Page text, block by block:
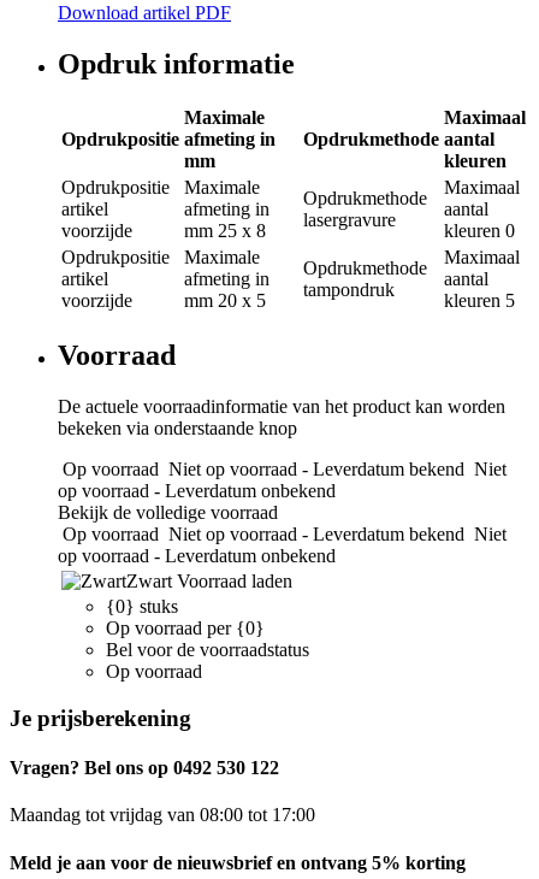
Download artikel PDF
Opdruk informatie
Opdrukpositie
Maximale
afmeting in
mm
Opdrukmethode
Maximaal
aantal
kleuren
Opdrukpositie
artikel
voorzijde
Maximale
afmeting in
mm 25 x 8
Opdrukmethode
lasergravure
Maximaal
aantal
kleuren 0
Opdrukpositie
artikel
voorzijde
Maximale
afmeting in
mm 20 x 5
Opdrukmethode
tampondruk
Maximaal
aantal
kleuren 5
Voorraad
De actuele voorraadinformatie van het product kan worden
bekeken via onderstaande knop
Op voorraad Niet op voorraad - Leverdatum bekend Niet
op voorraad - Leverdatum onbekend
Bekijk de volledige voorraad
Op voorraad Niet op voorraad - Leverdatum bekend Niet
op voorraad - Leverdatum onbekend
Zwart Voorraad laden
{0} stuks
Op voorraad per {0}
Bel voor de voorraadstatus
Op voorraad
Je prijsberekening
Vragen? Bel ons op 0492 530 122
Maandag tot vrijdag van 08:00 tot 17:00
Meld je aan voor de nieuwsbrief en ontvang 5% korting